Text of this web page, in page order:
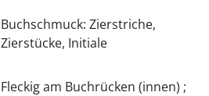
Buchschmuck: Zierstriche,
Zierstücke, Initiale
Fleckig am Buchrücken (innen) ;